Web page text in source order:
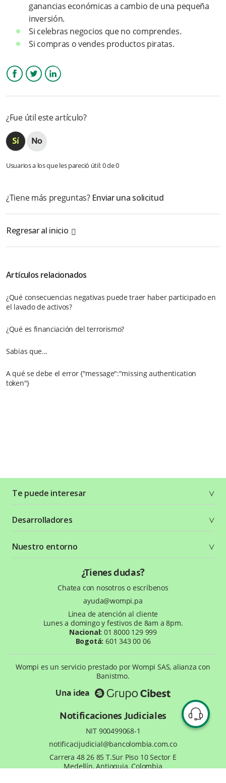
ganancias económicas a cambio de una pequeña
inversión.
Si celebras negocios que no comprendes.
Si compras o vendes productos piratas.
¿Fue útil este artículo?
Usuarios a los que les pareció útil: 0 de 0
¿Tiene más preguntas? Enviar una solicitud
Regresar al inicio
Artículos relacionados
¿Qué consecuencias negativas puede traer haber participado en
el lavado de activos?
¿Qué es financiación del terrorismo?
Sabias que...
A qué se debe el error {"message":"missing authentication
token"}
Te puede interesar
Planes y tarifas
Crea tu cuenta
Seguridad
Términos y condiciones
Política de privacidad
Desarrolladores
Comunidad
Recursos gráficos
Nuestro entorno
¿Tienes dudas?
Chatea con nosotros o escríbenos
ayuda@wompi.pa
Linea de atención al cliente
Lunes a domingo y festivos de 8am a 8pm.
Nacional: 01 8000 129 999
Bogotá: 601 343 00 06
Wompi es un servicio prestado por Wompi SAS, alianza con
Banistmo.
Una idea
Notificaciones Judiciales
NIT 900499068-1
notificacijudicial@bancolombia.com.co
Carrera 48 26 85 T.Sur Piso 10 Sector E
Medellín, Antioquia, Colombia